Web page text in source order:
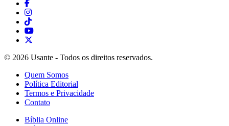
© 2026 Usante - Todos os direitos reservados.
Quem Somos
Política Editorial
Termos e Privacidade
Contato
Bíblia Online